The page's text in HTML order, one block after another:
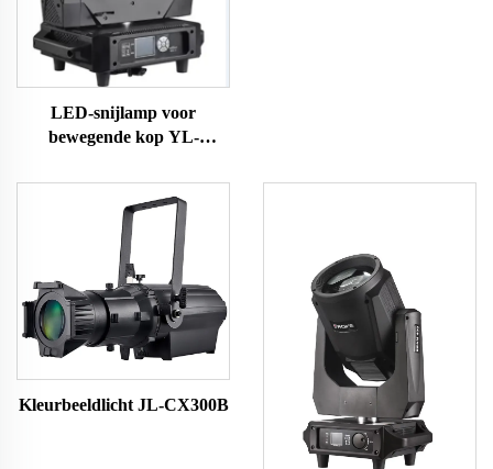
LED-snijlamp voor
bewegende kop YL-
Kleurbeeldlicht JL-CX300B